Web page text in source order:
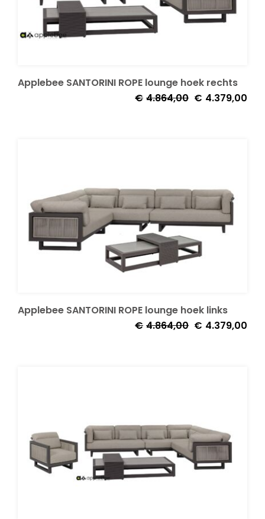
Applebee SANTORINI ROPE lounge hoek rechts
€ 4.864,00 Oorspronkelijke
€ 4.379,00
Applebee SANTORINI ROPE lounge hoek links
€ 4.864,00 Oorspronkelijke
€ 4.379,00